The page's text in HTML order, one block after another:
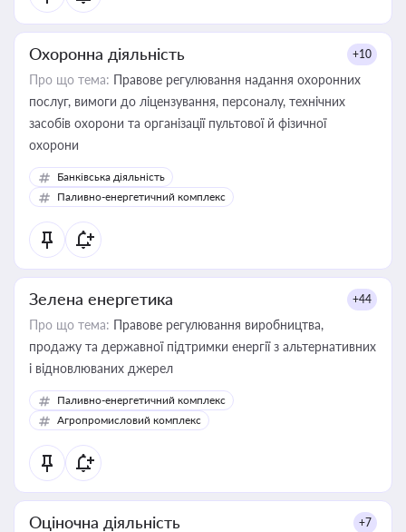
Охоронна діяльність +10
Про що тема: Правове регулювання надання охоронних
послуг, вимоги до ліцензування, персоналу, технічних
засобів охорони та організації пультової й фізичної
охорони
Банківська діяльність
Паливно-енергетичний комплекс
Зелена енергетика +44
Про що тема: Правове регулювання виробництва,
продажу та державної підтримки енергії з альтернативних
і відновлюваних джерел
Паливно-енергетичний комплекс
Агропромисловий комплекс
Оціночна діяльність +7